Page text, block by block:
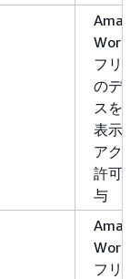
フリ
のデ
スを
表示
アク
許可
与
フリ